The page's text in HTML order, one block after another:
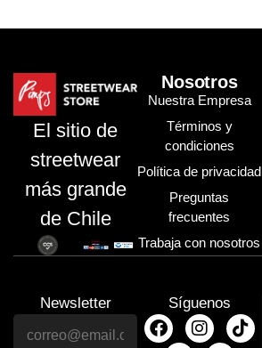
El sitio de
streetwear
más grande
de Chile
Nosotros
Nuestra Empresa
Términos y
condiciones
Política de privacidad
Preguntas
frecuentes
Trabaja con nosotros
Newsletter Síguenos